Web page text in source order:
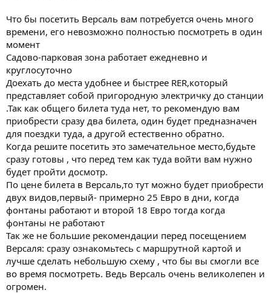
Что бы посетить Версаль вам потребуется очень много
времени, его невозможно полностью посмотреть в один
момент
Садово-парковая зона работает ежедневно и
круглосуточно
Доехать до места удобнее и быстрее RER,который
представляет собой пригородную электричку до станции
.Так как общего билета туда нет, то рекомендую вам
приобрести сразу два билета, один будет предназначен
для поездки туда, а другой естественно обратно.
Когда решите посетить это замечательное место,будьте
сразу готовы , что перед тем как туда войти вам нужно
будет пройти досмотр.
По цене билета в Версаль,то тут можно будет приобрести
двух видов,первый- примерно 25 Евро в дни, когда
фонтаны работают и второй 18 Евро тогда когда
фонтаны не работают
Так же не большие рекомендации перед посещением
Версаля: сразу ознакомьтесь с маршрутной картой и
лучше сделать небольшую схему , что бы вы смогли все
во время посмотреть. Ведь Версаль очень великолепен и
огромен.